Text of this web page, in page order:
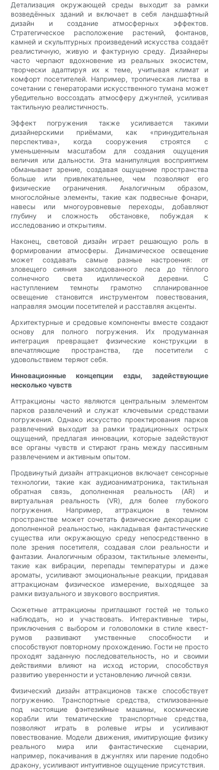
Детализация окружающей среды выходит за рамки
возведённых зданий и включает в себя ландшафтный
дизайн и создание атмосферных эффектов.
Стратегическое расположение растений, фонтанов,
камней и скульптурных произведений искусства создаёт
реалистичную, живую и фактурную среду. Дизайнеры
часто черпают вдохновение из реальных экосистем,
творчески адаптируя их к теме, учитывая климат и
комфорт посетителей. Например, тропическая листва в
сочетании с генераторами искусственного тумана может
убедительно воссоздать атмосферу джунглей, усиливая
тактильную реалистичность.
Эффект погружения также усиливается такими
дизайнерскими приёмами, как «принудительная
перспектива», когда сооружения строятся с
уменьшенным масштабом для создания ощущения
величия или дальности. Эта манипуляция восприятием
обманывает зрение, создавая ощущение пространства
больше или привлекательнее, чем позволяют его
физические ограничения. Аналогичным образом,
многослойные элементы, такие как подвесные фонари,
навесы или многоуровневые переходы, добавляют
глубину и сложность обстановке, побуждая к
исследованию и открытиям.
Наконец, световой дизайн играет решающую роль в
формировании атмосферы. Динамическое освещение
может создавать самые разные настроения: от
зловещего сияния заколдованного леса до тёплого
солнечного света идиллической деревни. С
наступлением темноты грамотно спланированное
освещение становится инструментом повествования,
направляя эмоции посетителей и расставляя акценты.
Архитектурные и средовые компоненты вместе создают
основу для полного погружения. Их продуманная
интеграция превращает физические конструкции в
впечатляющие пространства, где посетители с
удовольствием теряют себя.
Инновационные концепции езды, задействующие
несколько чувств
Аттракционы часто являются центральным элементом
парков развлечений и служат ключевыми средствами
погружения. Однако искусство проектирования парков
развлечений выходит за рамки традиционных острых
ощущений, предлагая инновации, которые задействуют
все органы чувств и стирают грань между пассивным
развлечением и активным опытом.
Продвинутый дизайн аттракционов включает сенсорные
технологии, такие как аудиоаниматроника, тактильная
обратная связь, дополненная реальность (AR) и
виртуальная реальность (VR), для более глубокого
погружения. Например, аттракцион в темном
пространстве может сочетать физические декорации с
дополненной реальностью, накладывая фантастические
существа или окружающую среду непосредственно в
поле зрения посетителя, создавая слои реальности и
фантазии. Аналогичным образом, тактильные элементы,
такие как вибрации, перепады температуры и даже
ароматы, усиливают эмоциональные реакции, придавая
аттракционам физическое измерение, выходящее за
рамки визуального и звукового восприятия.
Сюжетные аттракционы приглашают гостей не только
наблюдать, но и участвовать. Интерактивные тиры,
приключения с выбором и головоломки в стиле квест-
румов развивают умственные способности и
способствуют повторному прохождению. Гости не просто
проходят заданную последовательность, но и своими
действиями влияют на исход истории, способствуя
развитию уверенности и установлению личной связи.
Физический дизайн аттракционов также способствует
погружению. Транспортные средства, стилизованные
под настоящие фэнтезийные машины, космические
корабли или тематические транспортные средства,
позволяют играть в ролевые игры и усиливают
повествование. Модели движения, имитирующие физику
реального мира или фантастические сценарии,
например, покачивания в джунглях или парение подобно
дракону, усиливают интуитивное ощущение присутствия.